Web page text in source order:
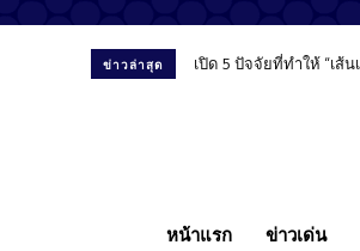
ข่าวล่าสุด เปิด 5 ปัจจัยที่ทำให้ “เส้
หน้าแรก ข่าวเด่น